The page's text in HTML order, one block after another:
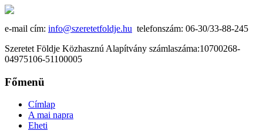
e-mail cím: info@szeretetfoldje.hu telefonszám: 06-30/33-88-245
Szeretet Földje Közhasznú Alapítvány számlaszáma:10700268-
04975106-51100005
Főmenü
Címlap
A mai napra
Eheti